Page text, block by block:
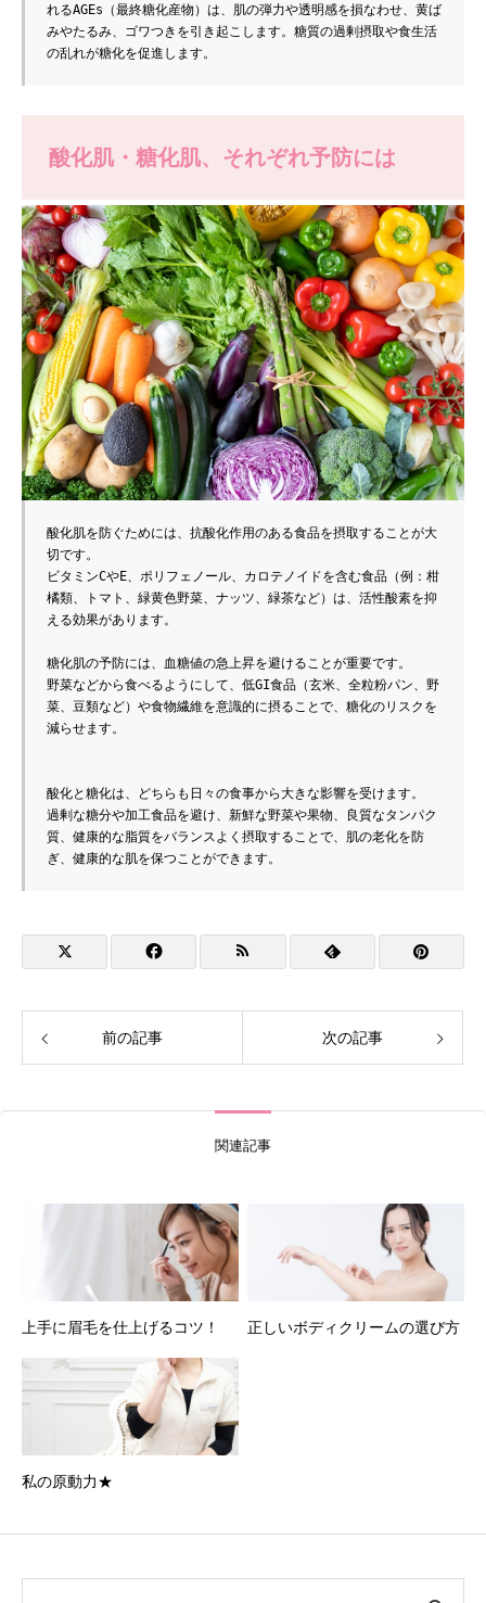
れるAGEs（最終糖化産物）は、肌の弾力や透明感を損なわせ、黄ば
みやたるみ、ゴワつきを引き起こします。糖質の過剰摂取や食生活
の乱れが糖化を促進します。
酸化肌・糖化肌、それぞれ予防には
酸化肌を防ぐためには、抗酸化作用のある食品を摂取することが大
切です。
ビタミンCやE、ポリフェノール、カロテノイドを含む食品（例：柑
橘類、トマト、緑黄色野菜、ナッツ、緑茶など）は、活性酸素を抑
える効果があります。
糖化肌の予防には、血糖値の急上昇を避けることが重要です。
野菜などから食べるようにして、低GI食品（玄米、全粒粉パン、野
菜、豆類など）や食物繊維を意識的に摂ることで、糖化のリスクを
減らせます。
酸化と糖化は、どちらも日々の食事から大きな影響を受けます。
過剰な糖分や加工食品を避け、新鮮な野菜や果物、良質なタンパク
質、健康的な脂質をバランスよく摂取することで、肌の老化を防
ぎ、健康的な肌を保つことができます。
前の記事 次の記事
関連記事
上手に眉毛を仕上げるコツ！ 正しいボディクリームの選び方
私の原動力★